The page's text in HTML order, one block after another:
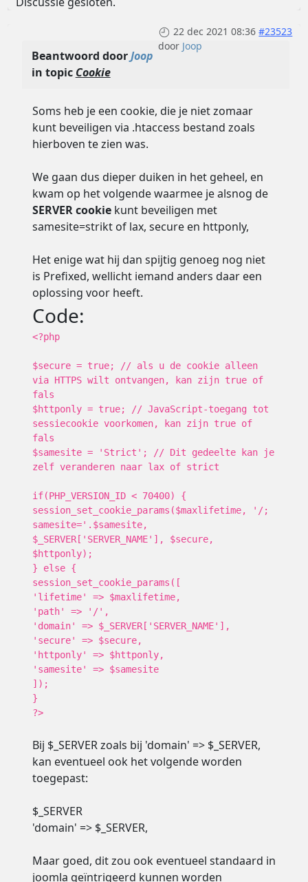
22 dec 2021 08:36 #23523
door Joop
Beantwoord doorJoop
in topic Cookie
Soms heb je een cookie, die je niet zomaar
kunt beveiligen via .htaccess bestand zoals
hierboven te zien was.
We gaan dus dieper duiken in het geheel, en
kwam op het volgende waarmee je alsnog de
SERVER cookiekunt beveiligen met
samesite=strikt of lax, secure en httponly,
Het enige wat hij dan spijtig genoeg nog niet
is Prefixed, wellicht iemand anders daar een
oplossing voor heeft.
Code:
<?php
$secure = true; // als u de cookie alleen
via HTTPS wilt ontvangen, kan zijn true of
fals
$httponly = true; // JavaScript-toegang tot
sessiecookie voorkomen, kan zijn true of
fals
$samesite = 'Strict'; // Dit gedeelte kan je
zelf veranderen naar lax of strict
if(PHP_VERSION_ID < 70400) {
session_set_cookie_params($maxlifetime, '/;
samesite='.$samesite,
$_SERVER['SERVER_NAME'], $secure,
$httponly);
} else {
session_set_cookie_params([
'lifetime' => $maxlifetime,
'path' => '/',
'domain' => $_SERVER['SERVER_NAME'],
'secure' => $secure,
'httponly' => $httponly,
'samesite' => $samesite
]);
}
?>
Bij $_SERVER zoals bij 'domain' => $_SERVER,
kan eventueel ook het volgende worden
toegepast:
$_SERVER
'domain' => $_SERVER,
Maar goed, dit zou ook eventueel standaard in
joomla geïntrigeerd kunnen worden